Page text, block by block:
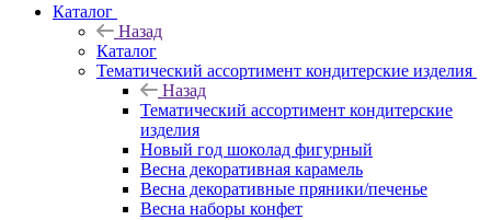
Каталог
Назад
Каталог
Тематический ассортимент кондитерские изделия
Назад
Тематический ассортимент кондитерские
изделия
Новый год шоколад фигурный
Весна декоративная карамель
Весна декоративные пряники/печенье
Весна наборы конфет